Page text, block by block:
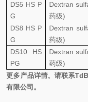
DS5 HS P
G
Dextran
药级)
DS8 HS P
G
Dextran
药级)
DS10 HS
PG
Dextran
药级)
更多产品详情。请联系
有限公司。